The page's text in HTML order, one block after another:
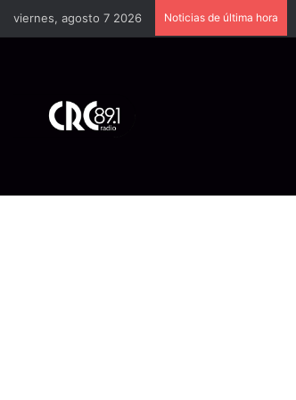
viernes, agosto 7 2026 Noticias de última hora